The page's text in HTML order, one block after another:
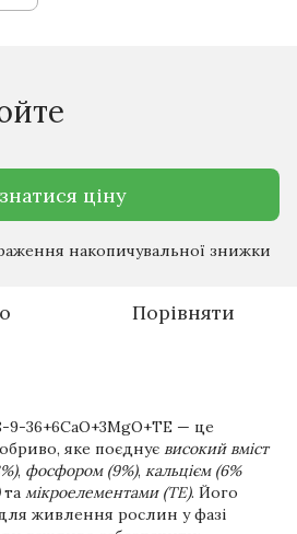
ціну
накопичувальної знижки
Порівняти
9-36+6CaO+3MgO+TE — це
яке поєднує високий вміст
, фосфором (9%), кальцієм (6%
та мікроелементами (TE). Його
живлення рослин у фазі